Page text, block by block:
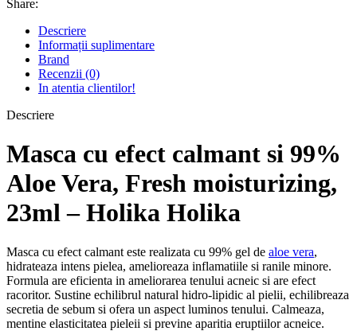
Vera,
Fresh
moisturizing,
23
ml
-
Holika
Holika
Share:
Descriere
Informații suplimentare
Brand
Recenzii (0)
In atentia clientilor!
Descriere
Masca cu efect calmant si 99%
Aloe Vera, Fresh moisturizing,
23ml – Holika Holika
Masca cu efect calmant este realizata cu 99% gel de aloe vera,
hidrateaza intens pielea, amelioreaza inflamatiile si ranile minore.
Formula are eficienta in ameliorarea tenului acneic si are efect
racoritor. Sustine echilibrul natural hidro-lipidic al pielii, echilibreaza
secretia de sebum si ofera un aspect luminos tenului. Calmeaza,
mentine elasticitatea pieleii si previne aparitia eruptiilor acneice.